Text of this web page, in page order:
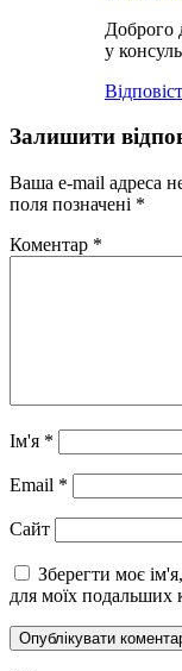
Доброго
у
Залишити
Ваша e-mail адреса
поля позначені *
Коментар *
Ім'я *
Email *
Сайт
Зберегти моє
для моїх подальших